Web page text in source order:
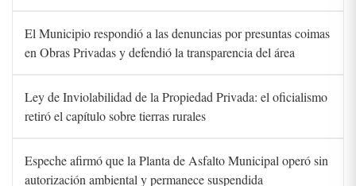
El Municipio respondió a las denuncias por presuntas coimas
en Obras Privadas y defendió la transparencia del área
Ley de Inviolabilidad de la Propiedad Privada: el oficialismo
retiró el capítulo sobre tierras rurales
Espeche afirmó que la Planta de Asfalto Municipal operó sin
autorización ambiental y permanece suspendida